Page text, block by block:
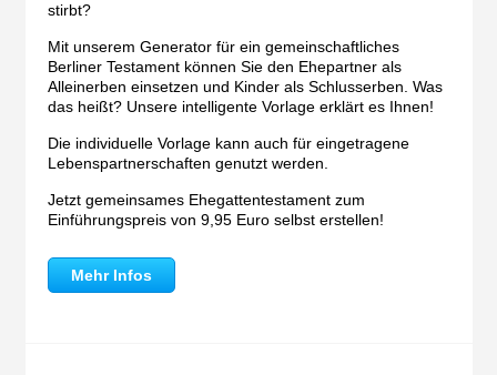
stirbt?
Mit unserem Generator für ein gemeinschaftliches
Berliner Testament können Sie den Ehepartner als
Alleinerben einsetzen und Kinder als Schlusserben. Was
das heißt? Unsere intelligente Vorlage erklärt es Ihnen!
Die individuelle Vorlage kann auch für eingetragene
Lebenspartnerschaften genutzt werden.
Jetzt gemeinsames Ehegattentestament zum
Einführungspreis von 9,95 Euro selbst erstellen!
Mehr Infos